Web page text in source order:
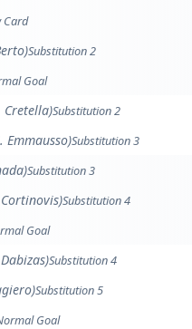
Card
Substitution 2
Goal
Cretella)Substitution 2
Emmausso)Substitution 3
Substitution 3
Substitution 4
Goal
Substitution 4
Substitution 5
Goal